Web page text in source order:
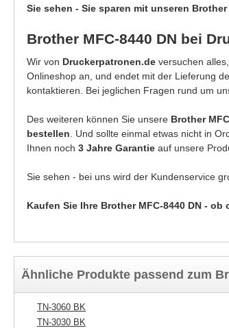
Sie sehen - Sie sparen mit unseren Brother
Brother MFC-8440 DN bei
Wir von Druckerpatronen.de versuchen
Onlineshop an, und endet mit der Lieferung
kontaktieren. Bei jeglichen Fragen rund um
Des weiteren können Sie unsere Brother
bestellen . Und sollte einmal etwas nicht in
Ihnen noch 3 Jahre Garantie auf unsere
Sie sehen - bei uns wird der Kundenservice
Kaufen Sie Ihre Brother MFC-8440 DN -
Ähnliche Produkte passend zum
TN-3060 BK
TN-3030 BK